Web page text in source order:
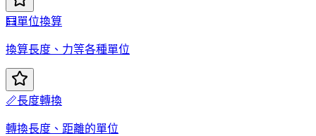
🧮單位換算
換算長度、力等各種單位
📏長度轉換
轉換長度、距離的單位